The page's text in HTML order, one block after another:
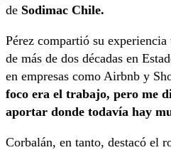
de Sodimac Chile.
Pérez compartió su
de más de dos décadas en
en empresas como Airbnb y
foco era el trabajo, pero me
aportar donde todavía hay
Corbalán, en tanto, destacó el